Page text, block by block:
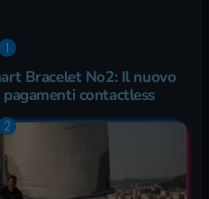
Bracelet No2: Il nuovo
contactless